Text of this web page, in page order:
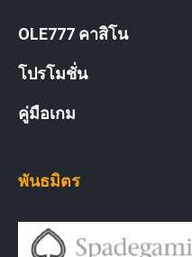
OLE777 คาสิโน
โปรโมชั่น
คู่มือเกม
พันธมิตร